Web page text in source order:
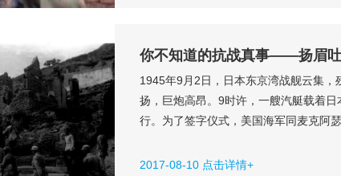
你不知道的抗战真事——扬眉
1945年9月2日，日本东京湾战舰云集
扬，巨炮高昂。9时许，一艘汽艇载着
行。为了签字仪式，美国海军同麦克阿
了战胜国的代表，中国代表，军令部长
2017-08-10 点击详情+